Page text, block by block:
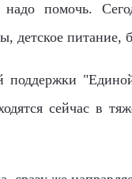
помочь.
детское
сейчас в